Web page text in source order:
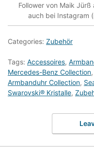
Follower von Maik
auch bei Instagram
Categories: Zubehör
Tags: Accessoires,
Mercedes-Benz Collection,
Armbanduhr Collection,
Swarovski® Kristalle,